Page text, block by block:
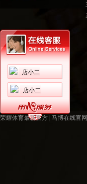
宝马X5分动箱/器-ATC500-
ATC45L-ATC450-
店小二
店小二
荣耀体育最新官方 马博在线官网